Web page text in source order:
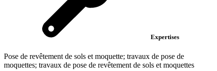
Expertises
Pose de revêtement de sols et moquette; travaux de pose de
moquettes; travaux de pose de revêtement de sols et moquettes